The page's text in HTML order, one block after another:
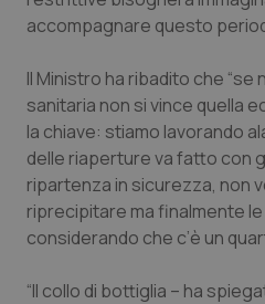
Provincia Autonoma
Puglia
Sardegna
Sicilia
Ipertensione &
Malattie rare
Malattia di Crohn &
Neuroscienze &
accompagnare questo
Il Ministro ha ribadito che “se
sanitaria non si vince quella
la chiave: stiamo lavorando
delle riaperture va fatto con
ripartenza in sicurezza, non
riprecipitare ma finalmente
considerando che c’è un
“Il collo di bottiglia – ha